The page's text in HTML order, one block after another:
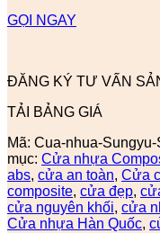
GỌI NGAY
ĐĂNG KÝ TƯ VẤN
TẢI BẢNG GIÁ
Mã: Cua-nhua-
mục: Cửa nhựa
abs, cửa an toàn, Cửa
composite, cửa đẹp,
cửa nguyên khối, cửa
Cửa nhựa Hàn Quốc,